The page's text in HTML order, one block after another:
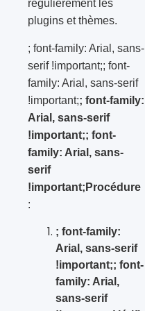
régulièrement les
plugins et thèmes.
; font-family: Arial, sans-
serif !important;; font-
family: Arial, sans-serif
!important;; font-family:
Arial, sans-serif
!important;; font-
family: Arial, sans-
serif
!important;Procédure
:
; font-family:
Arial, sans-serif
!important;; font-
family: Arial,
sans-serif